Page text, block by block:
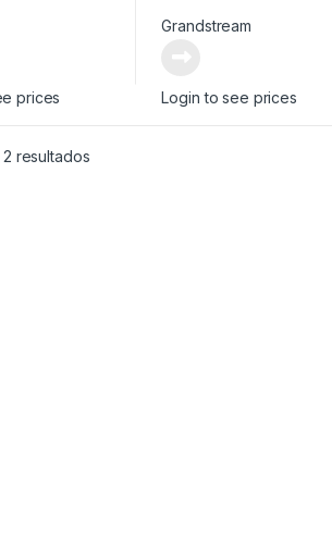
prices
Grandstream
Login to see prices
resultados